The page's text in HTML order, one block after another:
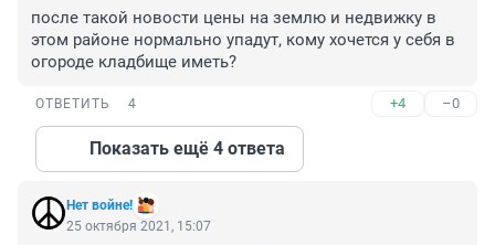
после такой новости цены на землю и недвижку в
этом районе нормально упадут, кому хочется у себя в
огороде кладбище иметь?
ОТВЕТИТЬ 4 +4 –0
Показать ещё 4 ответа
Нет войне!
25 октября 2021, 15:07